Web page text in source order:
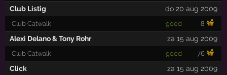
Club Listig do 20 aug 2009
Club Catwalk goed 8
Alexi Delano & Tony Rohr za 15 aug 2009
Club Catwalk goed 76
Click za 15 aug 2009